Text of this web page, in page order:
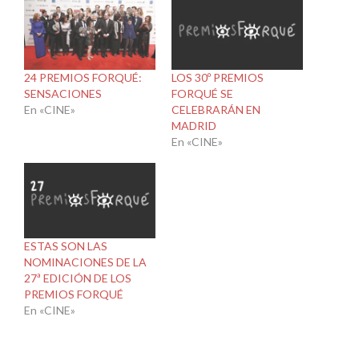
24 PREMIOS FORQUÉ:
SENSACIONES
En «CINE»
LOS 30º PREMIOS
FORQUÉ SE
CELEBRARÁN EN
MADRID
En «CINE»
ESTAS SON LAS
NOMINACIONES DE LA
27ª EDICIÓN DE LOS
PREMIOS FORQUÉ
En «CINE»